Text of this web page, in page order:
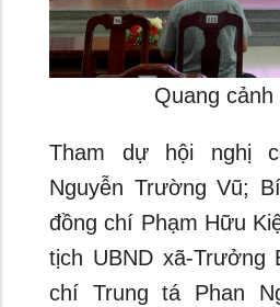
Quang cảnh
Tham dự hội nghị
Nguyễn Trường Vũ;
đồng chí Phạm Hữu
tịch UBND xã-Trưởng
chí Trung tá Phan